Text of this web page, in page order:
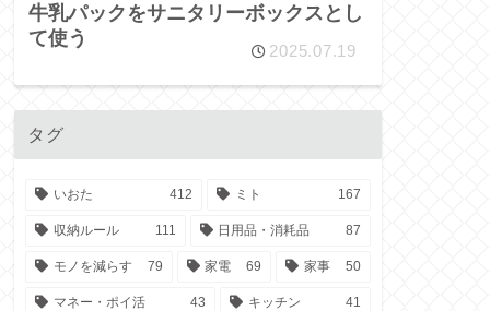
牛乳パックをサニタリーボックスとし
て使う
2025.07.19
タグ
いおた 412 ミト 167
収納ルール 111 日用品・消耗品 87
モノを減らす 79 家電 69 家事 50
マネー・ポイ活 43 キッチン 41